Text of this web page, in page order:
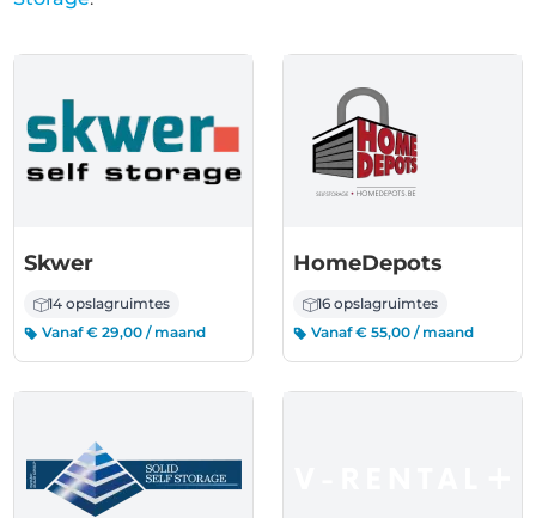
Skwer
14 opslagruimtes
Vanaf € 29,00 / maand
HomeDepots
16 opslagruimtes
Vanaf € 55,00 / maand